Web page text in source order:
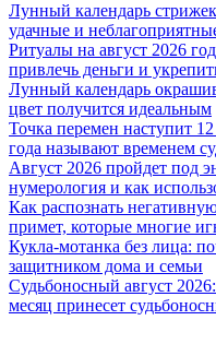
Лунный календарь
удачные и
Ритуалы на август 2026
привлечь деньги и
Лунный календарь
цвет получится идеальным
Точка перемен наступит
года называют временем
Август 2026 пройдет под
нумерология и как
Как распознать
примет, которые многие
Кукла-мотанка без лица:
защитником дома и семьи
Судьбоносный август
месяц принесет